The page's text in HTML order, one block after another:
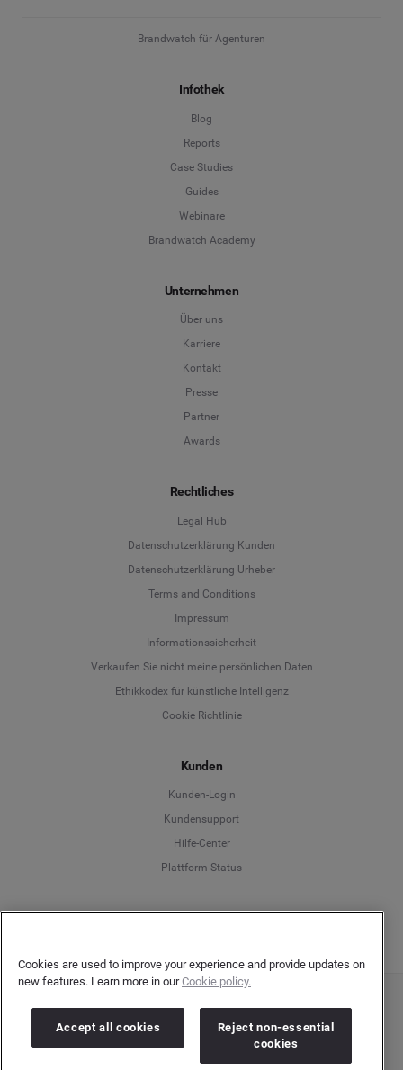
Brandwatch für Agenturen
Infothek
Blog
Reports
Case Studies
Guides
Webinare
Brandwatch Academy
Unternehmen
Über uns
Karriere
Kontakt
Presse
Partner
Awards
Rechtliches
Legal Hub
Datenschutzerklärung Kunden
Datenschutzerklärung Urheber
Terms and Conditions
Impressum
Informationssicherheit
Verkaufen Sie nicht meine persönlichen Daten
Ethikkodex für künstliche Intelligenz
Cookie Richtlinie
Kunden
Kunden-Login
Kundensupport
Hilfe-Center
Plattform Status
Deutsch
Deutsch
Copyright © 2026 Brandwatch. Alle Rechte vorbehalten. De-Saint-Exupéry-Straße 10,
60549 Frankfurt/Main
Registergericht: Amtsgericht Frankfurt am Main | Registernummer: HRB 138083 |
Umsatzsteuer-Identifikationsnummer: DE278408482
Cookies are used to improve your experience and provide updates on
new features. Learn more in ourCookie policy.
Accept all cookies
Reject non-essential
cookies